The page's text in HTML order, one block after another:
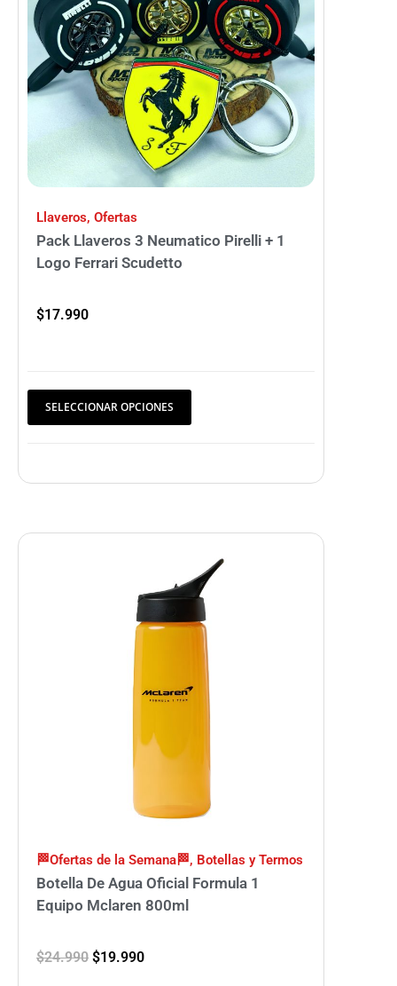
Llaveros, Ofertas
Pack Llaveros 3 Neumatico Pirelli + 1
Logo Ferrari Scudetto
$17.990
SELECCIONAR OPCIONES
🏁Ofertas de la Semana🏁, Botellas y Termos
Botella De Agua Oficial Formula 1
Equipo Mclaren 800ml
$24.990 $19.990